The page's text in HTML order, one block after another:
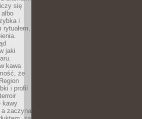
się
i
jaki
kawa
że
i profil
kawy
zaczyna